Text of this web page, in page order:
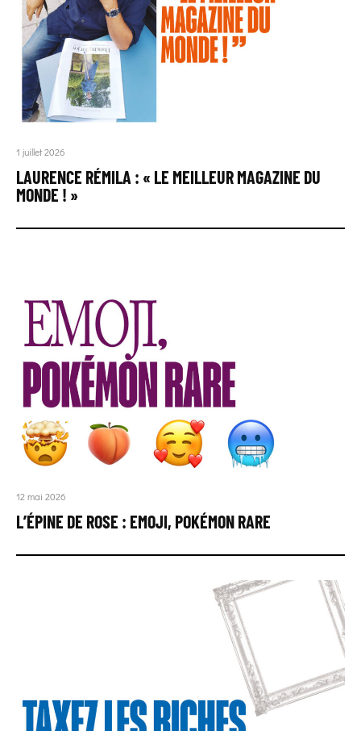
1 juillet 2026
LAURENCE RÉMILA : « LE MEILLEUR MAGAZINE DU
MONDE ! »
12 mai 2026
L’ÉPINE DE ROSE : EMOJI, POKÉMON RARE